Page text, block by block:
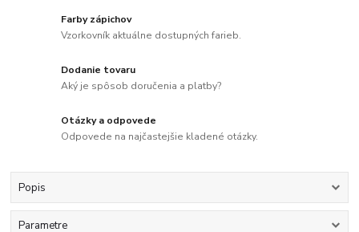
Farby zápichov
Vzorkovník aktuálne dostupných farieb.
Dodanie tovaru
Aký je spôsob doručenia a platby?
Otázky a odpovede
Odpovede na najčastejšie kladené otázky.
Popis
Parametre